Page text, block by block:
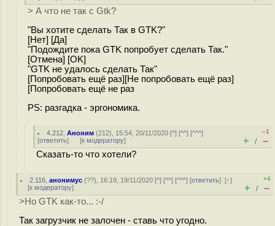
> А что не так с Gtk?
"Вы хотите сделать Так в GTK?"
[Нет] [Да]
"Подождите пока GTK попробует сделать Так."
[Отмена] [OK]
"GTK не удалось сделать Так"
[Попробовать ещё раз][Не попробовать ещё раз]
[Попробовать ещё не раз
PS: разгадка - эргономика.
4.212 ,Аноним (212), 15:54, 20/11/2020 [^] [^^] [^^^]
[ответить] [к модератору]
–1
+ / –
Сказать-то что хотели?
2.116 ,анонимус (??), 16:19, 19/11/2020 [^] [^^] [^^^] [ответить][↑]
[к модератору]
+4
+ / –
>Но GTK как-то... :-/
Так загрузчик не залочен - ставь что угодно.